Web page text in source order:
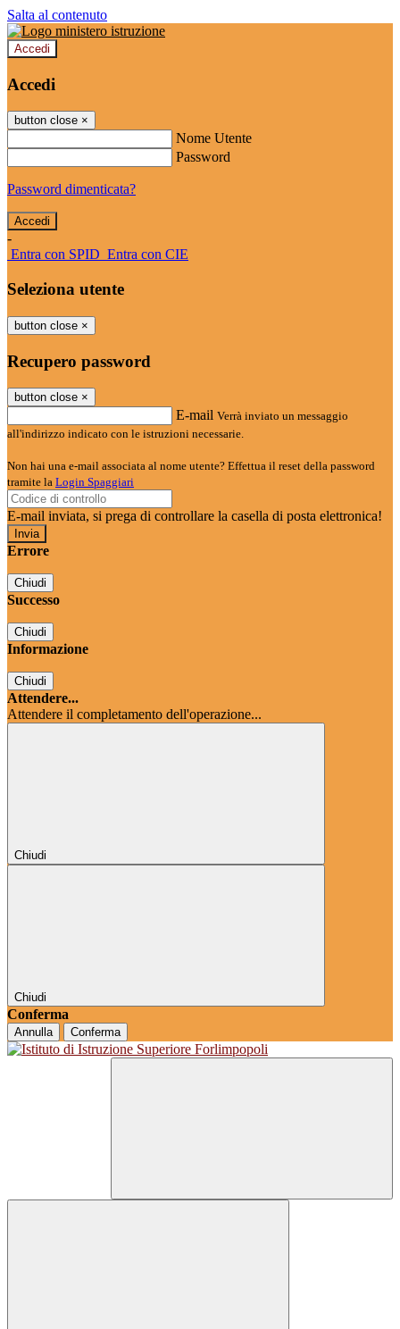
Salta al contenuto
Accedi
Accedi
button close ×
Nome Utente
Password
Password dimenticata?
-
Entra con SPID Entra con CIE
Seleziona utente
button close ×
Recupero password
button close ×
E-mail Verrà inviato un messaggio
all'indirizzo indicato con le istruzioni necessarie.
Non hai una e-mail associata al nome utente? Effettua il reset della password
tramite la Login Spaggiari
E-mail inviata, si prega di controllare la casella di posta elettronica!
Errore
Chiudi
Successo
Chiudi
Informazione
Chiudi
Attendere...
Attendere il completamento dell'operazione...
Chiudi
Chiudi
Conferma
Annulla Conferma